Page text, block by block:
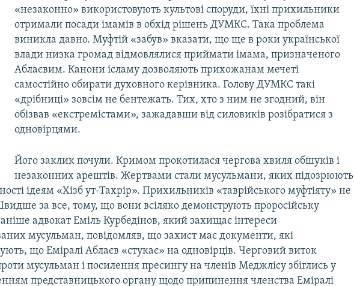
«незаконно» використовують культові споруди, їхні прихильники
отримали посади імамів в обхід рішень ДУМКС. Така проблема
виникла давно. Муфтій «забув» вказати, що ще в роки української
влади низка громад відмовлялися приймати імама, призначеного
Аблаєвим. Канони ісламу дозволяють прихожанам мечеті
самостійно обирати духовного керівника. Голову ДУМКС такі
«дрібниці» зовсім не бентежать. Тих, хто з ним не згодний, він
обізвав «екстремістами», зажадавши від силовиків розібратися з
одновірцями.
Його заклик почули. Кримом прокотилася чергова хвиля обшуків і
незаконних арештів. Жертвами стали мусульмани, яких підозрюють
ідеям «Хізб ут-Тахрір». Прихильників «таврійського муфтіяту» не
за все, тому, що вони всіляко демонструють проросійську
адвокат Еміль Курбедінов, який захищає інтереси
мусульман, повідомляв, що захист має документи, які
що Еміралі Аблаєв «стукає» на одновірців. Черговий виток
мусульман і посилення пресингу на членів Меджлісу збіглись у
представницького органу щодо припинення членства Еміралі